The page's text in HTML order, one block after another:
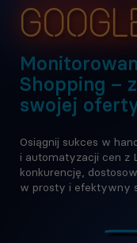
Shopping –
swojej
Osiągnij sukces w
i automatyzacji cen z
konkurencję,
w prosty i efektywny